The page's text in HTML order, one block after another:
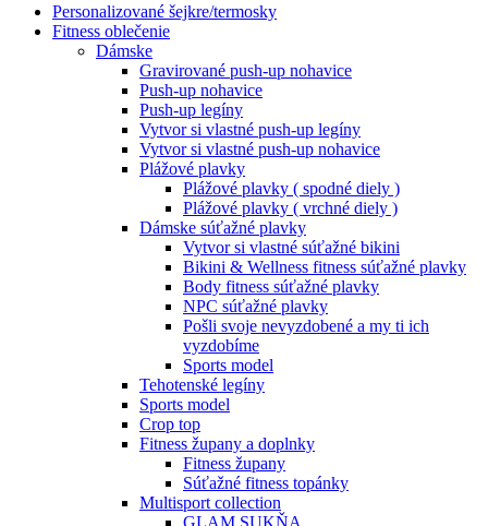
Personalizované šejkre/termosky
Fitness oblečenie
Dámske
Gravirované push-up nohavice
Push-up nohavice
Push-up legíny
Vytvor si vlastné push-up legíny
Vytvor si vlastné push-up nohavice
Plážové plavky
Plážové plavky ( spodné diely )
Plážové plavky ( vrchné diely )
Dámske súťažné plavky
Vytvor si vlastné súťažné bikini
Bikini & Wellness fitness súťažné plavky
Body fitness súťažné plavky
NPC súťažné plavky
Pošli svoje nevyzdobené a my ti ich
vyzdobíme
Sports model
Tehotenské legíny
Sports model
Crop top
Fitness župany a doplnky
Fitness župany
Súťažné fitness topánky
Multisport collection
GLAM SUKŇA